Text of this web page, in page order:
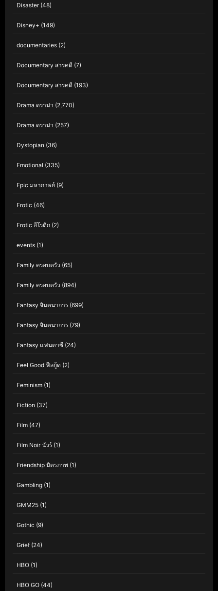
Disaster(48)
Disney+ (149)
documentaries (2)
Documentary สารคดี (7)
Documentary สารคดี (193)
Drama ดราม่า (2,770)
Drama ดราม่า (257)
Dystopian (36)
Emotional (335)
Epic มหากาพย์ (9)
Erotic (46)
Erotic อีโรติก (2)
events (1)
Family ครอบครัว (65)
Family ครอบครัว (894)
Fantasy จินตนาการ (699)
Fantasy จินตนาการ (79)
Fantasy แฟนตาซี (24)
Feel Good ฟีลกู้ด (2)
Feminism (1)
Fiction (37)
Film (47)
Film Noir นัวร์ (1)
Friendship มิตรภาพ (1)
Gambling (1)
GMM25 (1)
Gothic (9)
Grief (24)
HBO (1)
HBO GO (44)